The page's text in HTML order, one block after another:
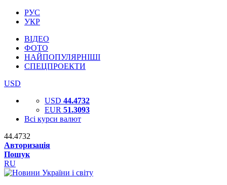
РУС
УКР
ВІДЕО
ФОТО
НАЙПОПУЛЯРНІШІ
СПЕЦПРОЕКТИ
USD
USD 44.4732
EUR 51.3093
Всі курси валют
44.4732
Авторизація
Пошук
RU